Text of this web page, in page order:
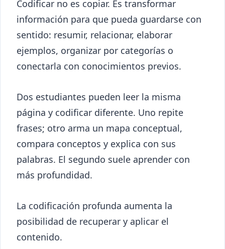
Codificar no es copiar. Es transformar
información para que pueda guardarse con
sentido: resumir, relacionar, elaborar
ejemplos, organizar por categorías o
conectarla con conocimientos previos.
Dos estudiantes pueden leer la misma
página y codificar diferente. Uno repite
frases; otro arma un mapa conceptual,
compara conceptos y explica con sus
palabras. El segundo suele aprender con
más profundidad.
La codificación profunda aumenta la
posibilidad de recuperar y aplicar el
contenido.